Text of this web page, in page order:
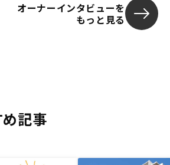
オーナーインタビューを
もっと見る
記事